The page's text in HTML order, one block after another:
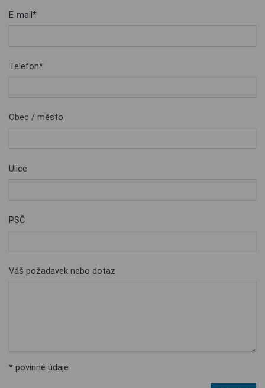
E-mail*
Telefon*
Obec / město
Ulice
PSČ
Váš požadavek nebo dotaz
* povinné údaje